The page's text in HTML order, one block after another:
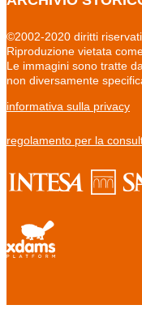
©2002-2020 diritti
Riproduzione vietata
Le immagini sono tratte
non diversamente
informativa sulla privacy
regolamento per la